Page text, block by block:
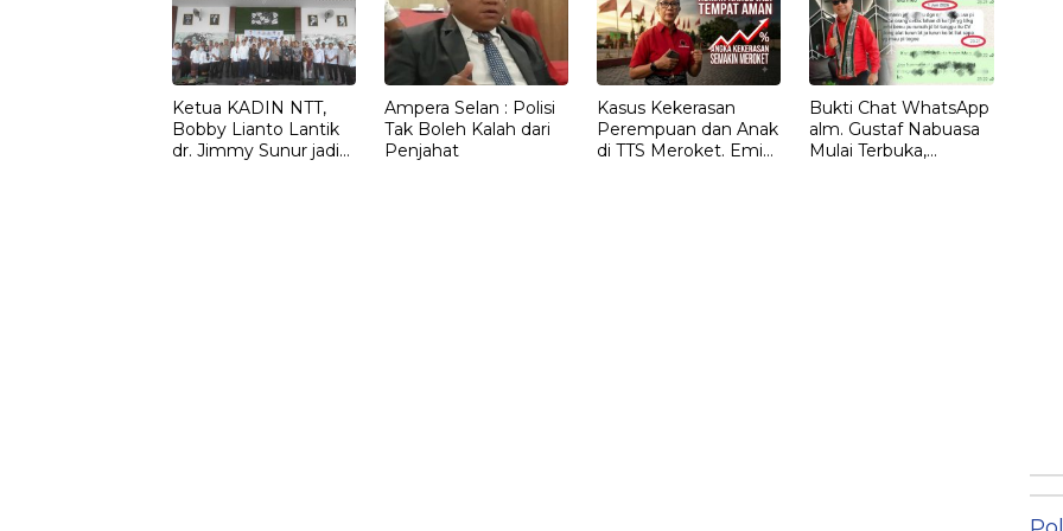
Ketua KADIN NTT,
Bobby Lianto Lantik
dr. Jimmy Sunur jadi
Ampera Selan : Polisi
Tak Boleh Kalah dari
Penjahat
Kasus Kekerasan
Perempuan dan Anak
di TTS Meroket. Emi
Bukti Chat WhatsApp
alm. Gustaf Nabuasa
Mulai Terbuka,